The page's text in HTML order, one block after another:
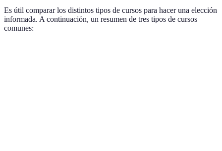
Es útil comparar los distintos tipos de cursos para hacer una elección
informada. A continuación, un resumen de tres tipos de cursos
comunes: